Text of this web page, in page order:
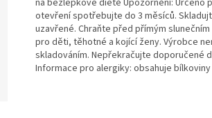
na bezlepkové dietě Upozornění: Určeno
otevření spotřebujte do 3 měsíců.
uzavřené. Chraňte před přímým
pro děti, těhotné a kojící ženy. Výrobce
skladováním. Nepřekračujte doporučené
Informace pro alergiky: obsahuje